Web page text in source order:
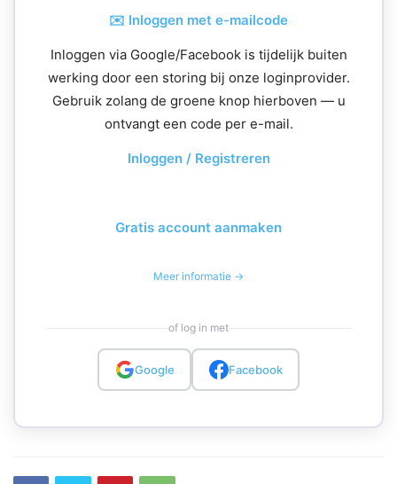
✉️ Inloggen met e-mailcode
Inloggen via Google/Facebook is tijdelijk buiten
werking door een storing bij onze loginprovider.
Gebruik zolang de groene knop hierboven — u
ontvangt een code per e-mail.
Inloggen / Registreren
Gratis account aanmaken
Meer informatie →
of log in met
Google Facebook